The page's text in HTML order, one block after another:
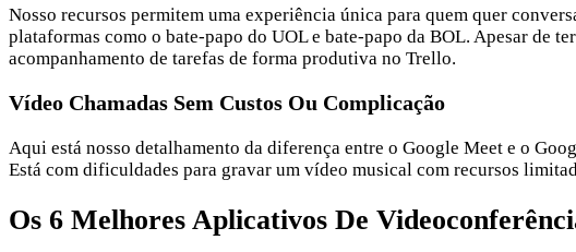
Nosso recursos permitem uma experiência única para quem quer
plataformas como o bate-papo do UOL e bate-papo da BOL. Apesar de
acompanhamento de tarefas de forma produtiva no Trello.
Vídeo Chamadas Sem Custos Ou Complicação
Aqui está nosso detalhamento da diferença entre o Google Meet e o
Está com dificuldades para gravar um vídeo musical com recursos
Os 6 Melhores Aplicativos De